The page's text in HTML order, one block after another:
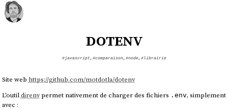
dotenv
#javascript, #comparaison, #node, #librairie
Site web https://github.com/motdotla/dotenv
L'outildirenvpermet nativement de charger des fichiers .env, simplement
avec :